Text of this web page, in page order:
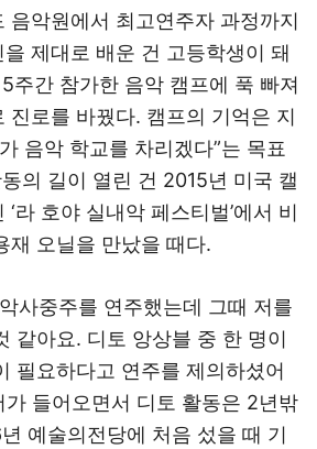
음악원에서 최고연주자 과정까지
제대로 배운 건 고등학생이 돼
주간 참가한 음악 캠프에 푹 빠져
진로를 바꿨다. 캠프의 기억은 지
음악 학교를 차리겠다”는 목표
의 길이 열린 건 2015년 미국 캘
라 호야 실내악 페스티벌’에서 비
재 오닐을 만났을 때다.
사중주를 연주했는데 그때 저를
같아요. 디토 앙상블 중 한 명이
필요하다고 연주를 제의하셨어
가 들어오면서 디토 활동은 2년밖
예술의전당에 처음 섰을 때 기